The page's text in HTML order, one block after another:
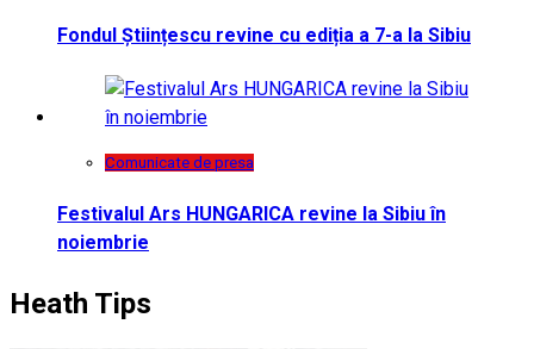
Fondul Științescu revine cu ediția a 7-a la Sibiu
Comunicate de presa
Festivalul Ars HUNGARICA revine la Sibiu în
noiembrie
Heath Tips